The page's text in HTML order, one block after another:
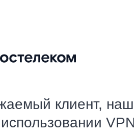
клиент, наш